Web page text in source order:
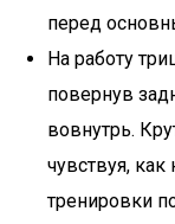
перед
На работу
повернув
вовнутрь.
чувствуя,
тренировки